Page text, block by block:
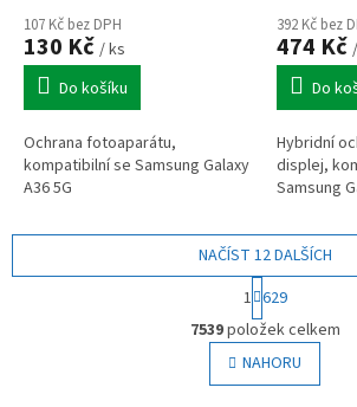
107 Kč bez DPH
130 Kč / ks
Do košíku
Ochrana fotoaparátu,
kompatibilní se Samsung Galaxy
A36 5G
392 Kč bez
474 Kč
Do
Hybridní
displej,
Samsung
O
v
l
á
NAČÍST 12 DALŠÍCH
S
t
r
á
n
k
1 629
7539položek celkem
NAHORU